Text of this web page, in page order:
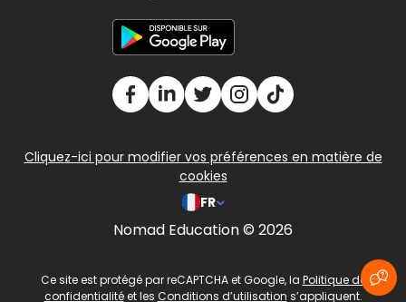
Cliquez-ici pour modifier vos préférences en matière de
cookies
FR
Nomad Education © 2026
Ce site est protégé par reCAPTCHA et Google, la Politique de
confidentialitéet les Conditions d’utilisation s’appliquent.